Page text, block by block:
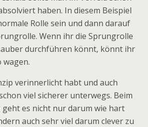
haben. In diesem Beispiel
Rolle sein und dann darauf
Wenn ihr die Sprungrolle
durchführen könnt, könnt ihr
wagen.
verinnerlicht habt und auch
viel sicherer unterwegs. Beim
es nicht nur darum wie hart
auch sehr viel darum clever zu